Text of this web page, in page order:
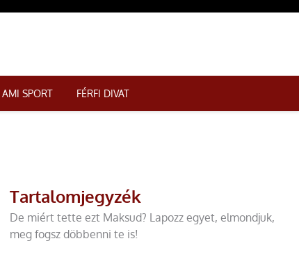
SPORT FÉRFI DIVAT
Tartalomjegyzék
De miért tette ezt Maksud? Lapozz egyet, elmondjuk,
meg fogsz döbbenni te is!